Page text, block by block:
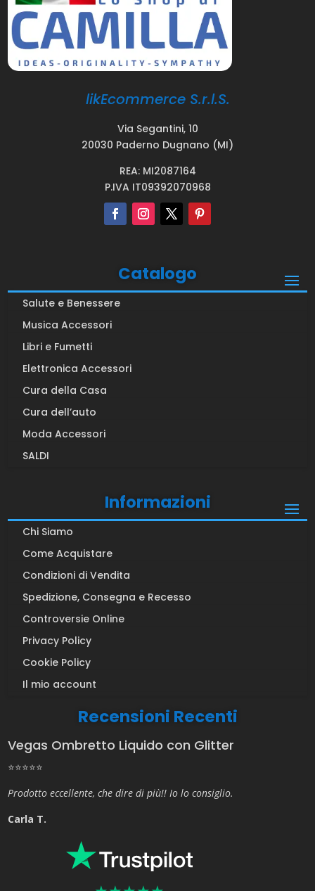
likEcommerce S.r.l.S.
Via Segantini, 10
20030 Paderno Dugnano (MI)
REA: MI2087164
P.IVA IT09392070968
Catalogo
Salute e Benessere
Musica Accessori
Libri e Fumetti
Elettronica Accessori
Cura della Casa
Cura dell’auto
Moda Accessori
SALDI
Informazioni
Chi Siamo
Come Acquistare
Condizioni di Vendita
Spedizione, Consegna e Recesso
Controversie Online
Privacy Policy
Cookie Policy
Il mio account
Recensioni Recenti
Vegas Ombretto Liquido con Glitter
⭐⭐⭐⭐⭐
Prodotto eccellente, che dire di più!! Io lo consiglio.
Carla T.